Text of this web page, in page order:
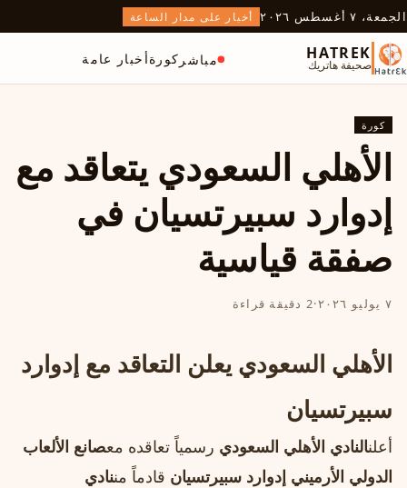
الجمعة، ٧ أغسطس ٢٠٢٦ أخبار على مدار الساعة
HATREK
صحيفة هاتريك مباشر كورةأخبار عامة
كورة
الأهلي السعودي يتعاقد مع
إدوارد سبيرتسيان في
صفقة قياسية
٧ يوليو ٢٠٢٦ ·2 دقيقة قراءة
الأهلي السعودي يعلن التعاقد مع إدوارد
سبيرتسيان
أعلنالنادي الأهلي السعودي رسمياً تعاقده معصانع الألعاب
الدولي الأرميني إدوارد سبيرتسيان قادماً مننادي